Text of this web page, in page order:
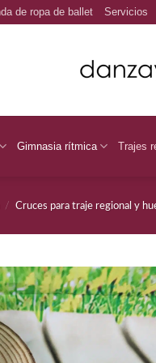
de ropa de ballet Servicios
Gimnasia rítmica Trajes
/ Cruces para traje regional y